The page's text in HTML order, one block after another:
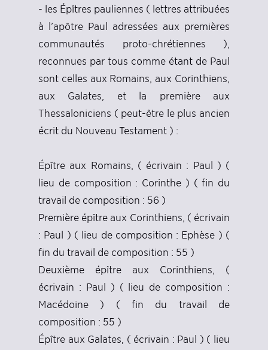
- les Épîtres pauliennes ( lettres attribuées
à l’apôtre Paul adressées aux premières
communautés proto-chrétiennes ),
reconnues par tous comme étant de Paul
sont celles aux Romains, aux Corinthiens,
aux Galates, et la première aux
Thessaloniciens ( peut-être le plus ancien
écrit du Nouveau Testament ) :
Épître aux Romains, ( écrivain : Paul ) (
lieu de composition : Corinthe ) ( fin du
travail de composition : 56 )
Première épître aux Corinthiens, ( écrivain
: Paul ) ( lieu de composition : Ephèse ) (
fin du travail de composition : 55 )
Deuxième épître aux Corinthiens, (
écrivain : Paul ) ( lieu de composition :
Macédoine ) ( fin du travail de
composition : 55 )
Épître aux Galates, ( écrivain : Paul ) ( lieu